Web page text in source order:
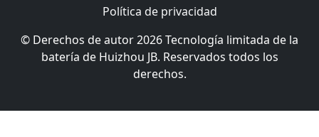
Política de privacidad
© Derechos de autor 2026 Tecnología limitada de la
batería de Huizhou JB. Reservados todos los
derechos.